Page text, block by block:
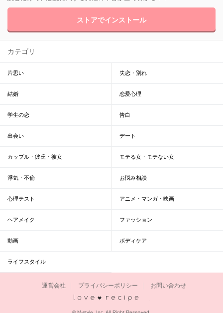
ストアでインストール
カテゴリ
片思い 失恋・別れ
結婚 恋愛心理
学生の恋 告白
出会い デート
カップル・彼氏・彼女 モテる女・モテない女
浮気・不倫 お悩み相談
心理テスト アニメ・マンガ・映画
ヘアメイク ファッション
動画 ボディケア
ライフスタイル
運営会社 プライバシーポリシー お問い合わせ